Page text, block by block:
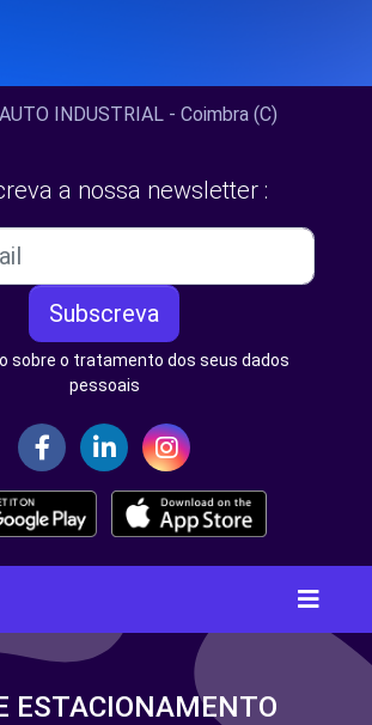
AUTO INDUSTRIAL - Coimbra (C)
a nossa newsletter :
Subscreva
sobre o tratamento dos seus dados
pessoais
ESTACIONAMENTO